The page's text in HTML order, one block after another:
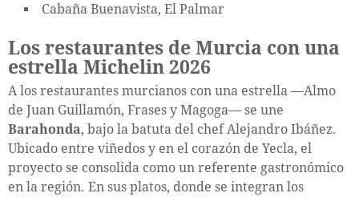
Cabaña Buenavista, El Palmar
Los restaurantes de Murcia con una
estrella Michelin 2026
A los restaurantes murcianos con una estrella —Almo
de Juan Guillamón, Frases y Magoga— se une
Barahonda, bajo la batuta del chef Alejandro Ibáñez.
Ubicado entre viñedos y en el corazón de Yecla, el
proyecto se consolida como un referente gastronómico
en la región. En sus platos, donde se integran los